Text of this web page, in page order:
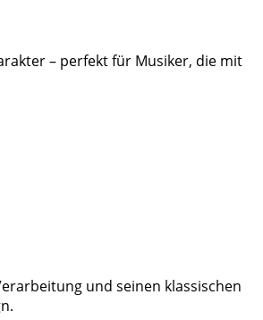
– perfekt für Musiker, die mit
und seinen klassischen